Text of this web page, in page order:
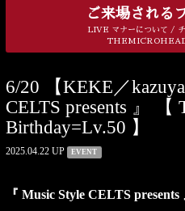
ご来場される
LIVE マナーについて /
6/20 【KEKE／
CELTS presents 』
Birthday=Lv.50 】
2025.04.22 UP EVENT
『 Music Style CELTS presents